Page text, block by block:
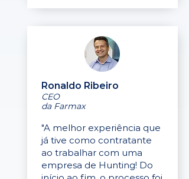
Ronaldo Ribeiro
CEO
da Farmax
"A melhor experiência que
já tive como contratante
ao trabalhar com uma
empresa de Hunting! Do